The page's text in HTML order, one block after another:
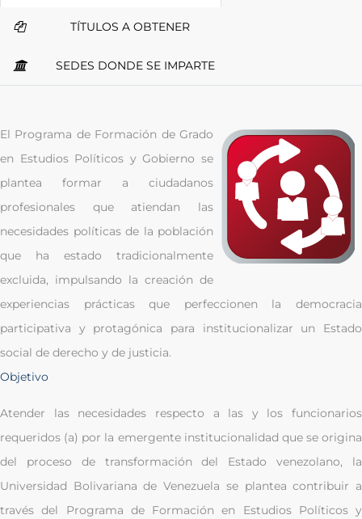
TÍTULOS A OBTENER
SEDES DONDE SE IMPARTE
El Programa de Formación de Grado
en Estudios Políticos y Gobierno se
plantea formar a ciudadanos
profesionales que atiendan las
necesidades políticas de la población
que ha estado tradicionalmente
excluida, impulsando la creación de
experiencias prácticas que perfeccionen la democracia
participativa y protagónica para institucionalizar un Estado
social de derecho y de justicia.
Objetivo
Atender las necesidades respecto a las y los funcionarios
requeridos (a) por la emergente institucionalidad que se origina
del proceso de transformación del Estado venezolano, la
Universidad Bolivariana de Venezuela se plantea contribuir a
través del Programa de Formación en Estudios Políticos y